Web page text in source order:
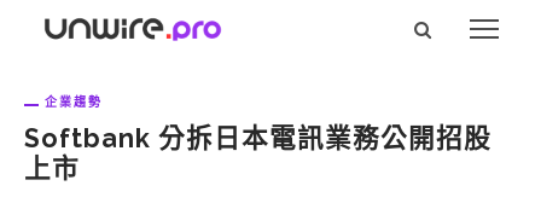
企業趨勢
Softbank 分拆日本電訊業務公開招股
上市